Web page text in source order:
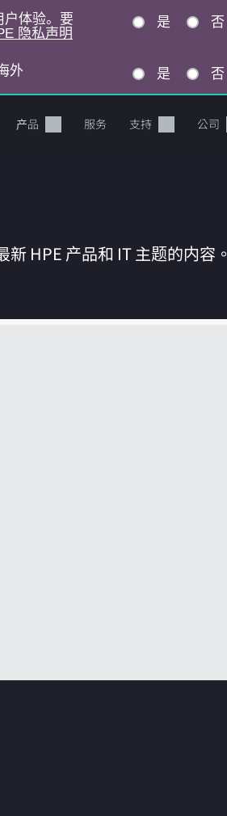
体验。要
隐私声明
是 否
外 是 否
产品 服务 支持 公司
HPE 产品和 IT 主题的内容。